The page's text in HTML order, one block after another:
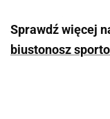
Sprawdź więcej
biustonosz